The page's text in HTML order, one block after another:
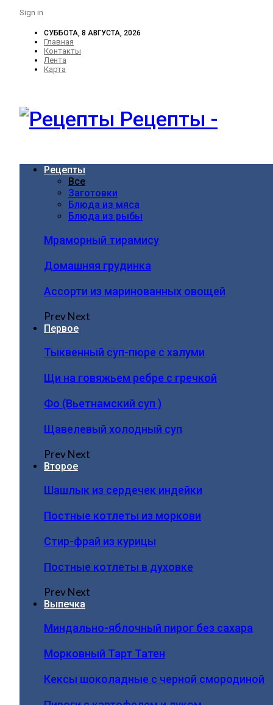
Sign in
СУББОТА, 8 АВГУСТА, 2026
Главная
Контакты
Лента
Карта
Рецепты -
Рецепты
Все
Заготовки
Блюда из мяса
Блюда из рыбы
Мраморный тирамису
Домашняя грудинка
Ассорти из маринованных овощей
PrevNext
Первое
Тыквенный суп-пюре с халуми
Щи на говяжьем ребре с гречкой
Фо (Вьетнамский суп )
Щавелевый холодный суп
PrevNext
Второе
Шашлык из сердечек индейки
Постные котлеты из моркови
Стир-фрай из курицы
Постные котлеты в духовке
PrevNext
Выпечка
Миндально-яблочный пирог без сахара
Морковный Тарт Татен
Кексы шоколадные с черной смородиной